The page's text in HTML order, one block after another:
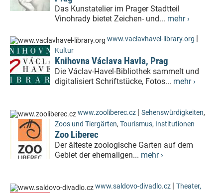
Das Kunstatelier im Prager Stadtteil
Vinohrady bietet Zeichen- und... mehr ›
www.vaclavhavel-library.org |
Kultur
Knihovna Václava Havla, Prag
Die Václav-Havel-Bibliothek sammelt und
digitalisiert Schriftstücke, Fotos... mehr ›
www.zooliberec.cz | Sehenswürdigkeiten,
Zoos und Tiergärten, Tourismus, Institutionen
Zoo Liberec
Der älteste zoologische Garten auf dem
Gebiet der ehemaligen... mehr ›
www.saldovo-divadlo.cz | Theater,